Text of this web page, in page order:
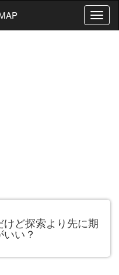
T
o
けど探索より先に期
い？